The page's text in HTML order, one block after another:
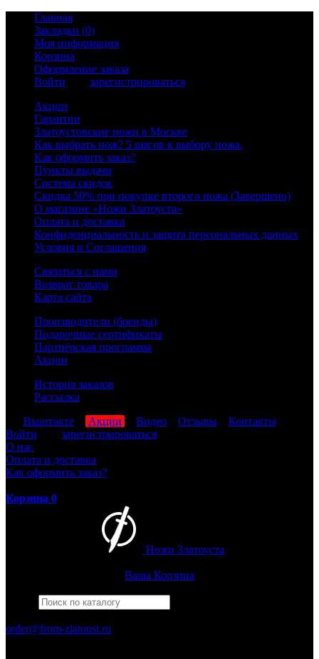
Главная
Закладки (0)
Моя информация
Корзина
Оформление заказа
Войти
зарегистрироваться
Акции
Гарантии
Златоустовские ножи в Москве
Как выбрать нож? 5 шагов к выбору ножа.
Как оформить заказ?
Пункты выдачи
Система скидок
Скидка 50% при покупке второго ножа (Завершено)
О магазине «Ножи Златоуста»
Оплата и доставка
Конфиденциальность и защита персональных данных
Условия и Соглашения
Связаться с нами
Возврат товара
Карта сайта
Производители (бренды)
Подарочные сертификаты
Партнёрская программа
Акции
История заказов
Рассылка
Вконтакте Акции Видео Отзывы
Контакты
Войти
зарегистрироваться
О нас
Оплата и доставка
Как оформить заказ?
Корзина 0
Ножи Златоуста
Ваша Корзина
order@from-zlatoust.ru